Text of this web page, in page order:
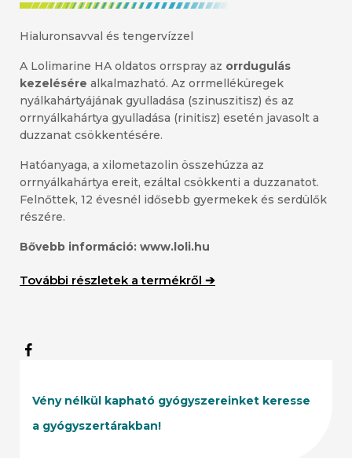
Hialuronsavval és tengervízzel
A Lolimarine HA oldatos orrspray az orrdugulás
kezelésére alkalmazható. Az orrmelléküregek
nyálkahártyájának gyulladása (szinuszitisz) és az
orrnyálkahártya gyulladása (rinitisz) esetén javasolt a
duzzanat csökkentésére.
Hatóanyaga, a xilometazolin összehúzza az
orrnyálkahártya ereit, ezáltal csökkenti a duzzanatot.
Felnőttek, 12 évesnél idősebb gyermekek és serdülők
részére.
Bővebb információ: www.loli.hu
További részletek a termékről ➔
Vény nélkül kapható gyógyszereinket keresse
a gyógyszertárakban!